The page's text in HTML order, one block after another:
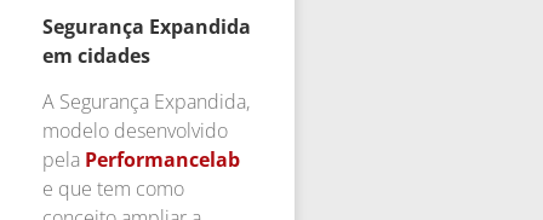
Segurança Expandida
em cidades
A Segurança Expandida,
modelo desenvolvido
pela Performancelab
e que tem como